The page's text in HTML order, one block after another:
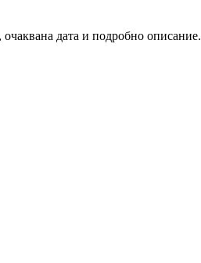
дата и подробно описание.